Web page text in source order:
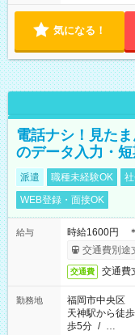
気になる！
電話ナシ！見た
のデータ入力・
派遣 職種未経験OK
WEB登録・面接OK
給与
時給1600円
交通費別途
交通費 交通費
勤務地
福岡市中央区
天神駅から徒
歩5分 / …